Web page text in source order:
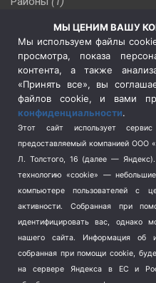
(510)
Сельское хозяйство (3)
Социальная политика
(3)
Спецоперация в Украине
Спецоперация на Украине
Спорт (740)
Терроризм (1)
Транспорт (262)
Туризм (178)
Школа и спорт (2)
Экология (8)
МЫ ЦЕНИМ ВАШУ
Мы используем файлы
просмотра, показа
контента, а также
«Принять все», вы
файлов cookie, и вами
конфиденциальности.
Этот сайт использует
предоставляемый компанией ООО
Л. Толстого, 16 (далее —
технологию «cookie» —
компьютере пользователей с
активности.
Собранная при
идентифицировать вас, однако
нашего сайта. Информация об
собранная при помощи cookie,
на сервере Яндекса в ЕС и